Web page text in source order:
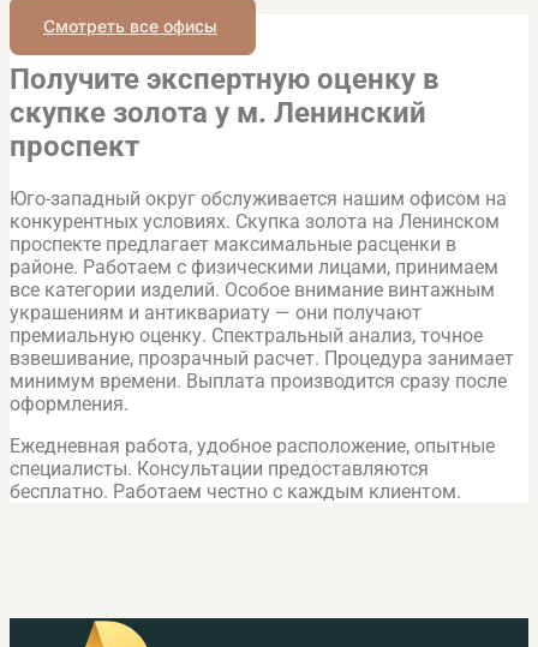
Смотреть все офисы
Получите экспертную оценку в
скупке золота у м. Ленинский
проспект
Юго-западный округ обслуживается нашим офисом на
конкурентных условиях. Скупка золота на Ленинском
проспекте предлагает максимальные расценки в
районе. Работаем с физическими лицами, принимаем
все категории изделий. Особое внимание винтажным
украшениям и антиквариату — они получают
премиальную оценку. Спектральный анализ, точное
взвешивание, прозрачный расчет. Процедура занимает
минимум времени. Выплата производится сразу после
оформления.
Ежедневная работа, удобное расположение, опытные
специалисты. Консультации предоставляются
бесплатно. Работаем честно с каждым клиентом.